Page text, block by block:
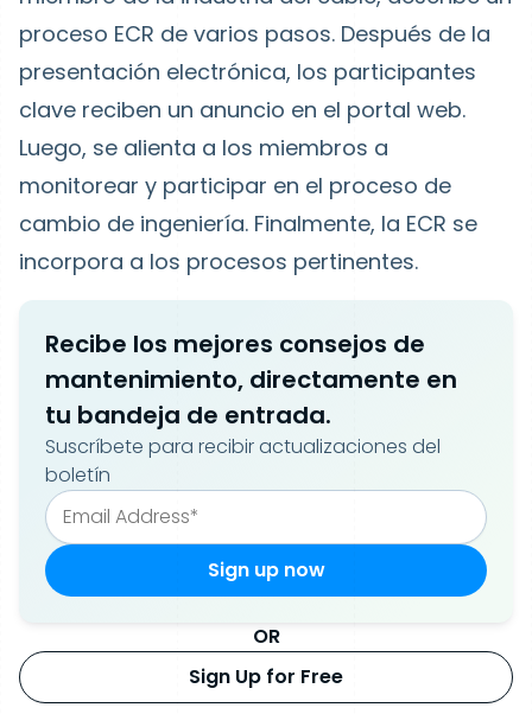
proceso ECR de varios pasos. Después de la
presentación electrónica, los participantes
clave reciben un anuncio en el portal web.
Luego, se alienta a los miembros a
monitorear y participar en el proceso de
cambio de ingeniería. Finalmente, la ECR se
incorpora a los procesos pertinentes.
Recibe los mejores consejos de
mantenimiento, directamente en
tu bandeja de entrada.
Suscríbete para recibir actualizaciones del
boletín
OR
Sign Up for Free